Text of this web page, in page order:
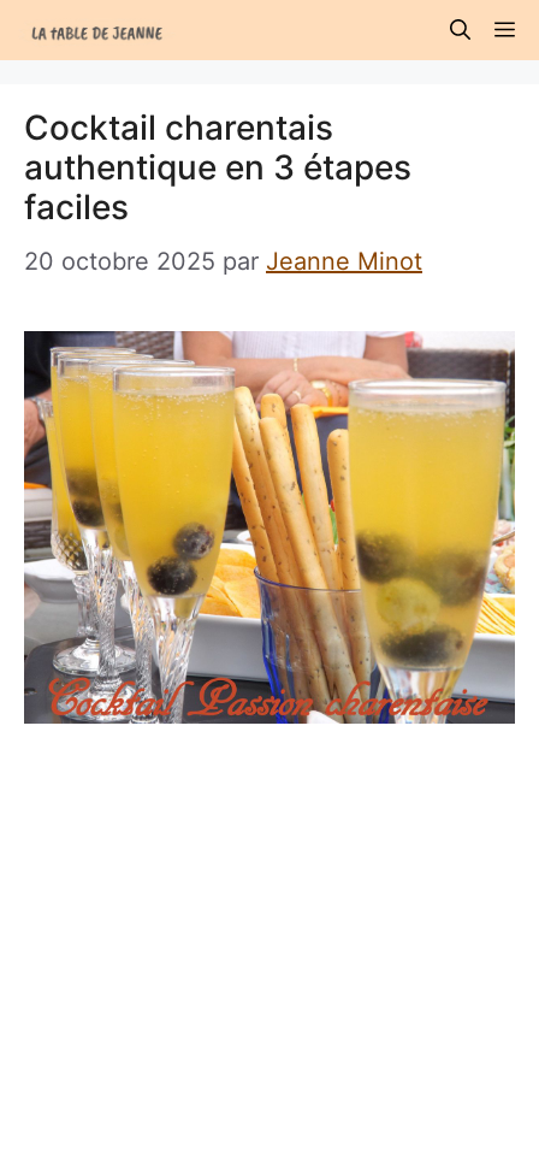
au
Cocktail charentais
authentique en 3 étapes
faciles
20 octobre 2025 par Jeanne Minot